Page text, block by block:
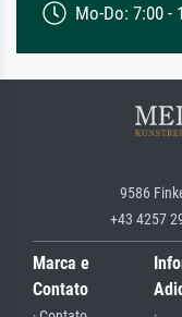
Mo-Do: 7:00 -
9586
+43 4257
Marca e
Contato